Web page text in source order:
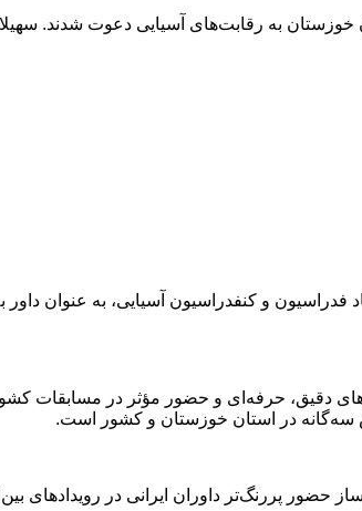
به رقابت‌های آسیایی دعوت شدند.
و کنفدراسیون آسیایی، به عنوان
دقیق، حرفه‌ای و حضور مؤثر در مسابقات
سه‌گانه در استان خوزستان و کشور است.
پررنگ‌تر داوران ایرانی در رویدادهای